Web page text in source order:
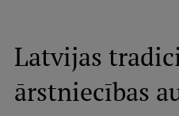
Bibliotēka
Kontakti
Latvijas
ārstniecības